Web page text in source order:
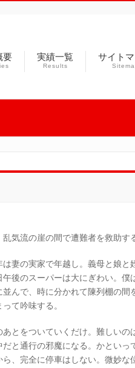
要 実績一覧
Results
サイト
気流の崖の間で遭難者を救助す
妻の実家で年越し。義母と娘と
後のスーパーは大にぎわい。僕
んで、時に分かれて陳列棚の間
て吟味する。
とをついていくだけ。難しいの
と通行の邪魔になる。かといっ
、完全に停車はしない。微妙な